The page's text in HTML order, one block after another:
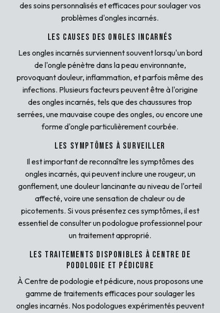
des soins personnalisés et efficaces pour soulager vos
problèmes d'ongles incarnés.
Les causes des ongles incarnés
Les ongles incarnés surviennent souvent lorsqu'un bord
de l'ongle pénètre dans la peau environnante,
provoquant douleur, inflammation, et parfois même des
infections. Plusieurs facteurs peuvent être à l'origine
des ongles incarnés, tels que des chaussures trop
serrées, une mauvaise coupe des ongles, ou encore une
forme d'ongle particulièrement courbée.
Les symptômes à surveiller
Il est important de reconnaître les symptômes des
ongles incarnés, qui peuvent inclure une rougeur, un
gonflement, une douleur lancinante au niveau de l'orteil
affecté, voire une sensation de chaleur ou de
picotements. Si vous présentez ces symptômes, il est
essentiel de consulter un podologue professionnel pour
un traitement approprié.
Les traitements disponibles à Centre de
podologie et pédicure
À Centre de podologie et pédicure, nous proposons une
gamme de traitements efficaces pour soulager les
ongles incarnés. Nos podologues expérimentés peuvent